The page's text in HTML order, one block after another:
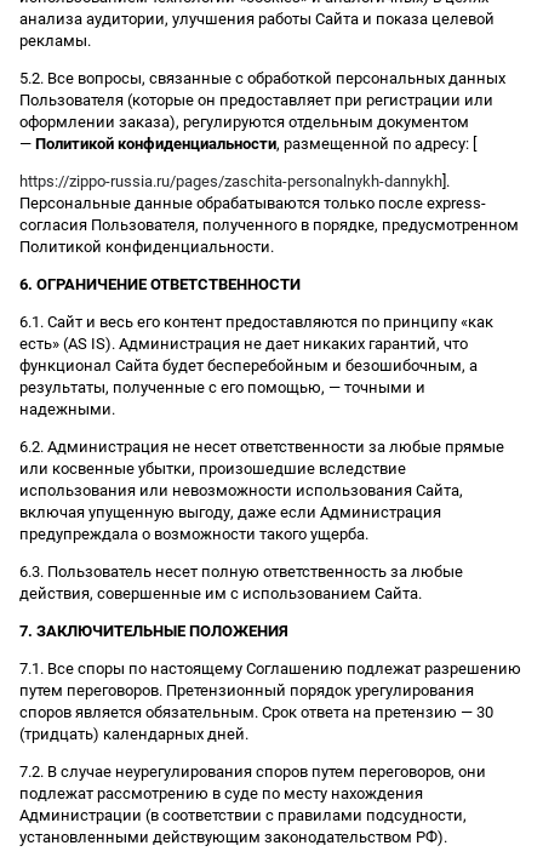
анализа аудитории, улучшения работы Сайта и показа целевой
рекламы.
5.2. Все вопросы, связанные с обработкой персональных данных
Пользователя (которые он предоставляет при регистрации или
оформлении заказа), регулируются отдельным документом
— Политикой конфиденциальности, размещенной по адресу: [
https://zippo-russia.ru/pages/zaschita-personalnykh-dannykh ].
Персональные данные обрабатываются только после express-
согласия Пользователя, полученного в порядке, предусмотренном
Политикой конфиденциальности.
6. ОГРАНИЧЕНИЕ ОТВЕТСТВЕННОСТИ
6.1. Сайт и весь его контент предоставляются по принципу «как
есть» (AS IS). Администрация не дает никаких гарантий, что
функционал Сайта будет бесперебойным и безошибочным, а
результаты, полученные с его помощью, — точными и
надежными.
6.2. Администрация не несет ответственности за любые прямые
или косвенные убытки, произошедшие вследствие
использования или невозможности использования Сайта,
включая упущенную выгоду, даже если Администрация
предупреждала о возможности такого ущерба.
6.3. Пользователь несет полную ответственность за любые
действия, совершенные им с использованием Сайта.
7. ЗАКЛЮЧИТЕЛЬНЫЕ ПОЛОЖЕНИЯ
7.1. Все споры по настоящему Соглашению подлежат разрешению
путем переговоров. Претензионный порядок урегулирования
споров является обязательным. Срок ответа на претензию — 30
(тридцать) календарных дней.
7.2. В случае неурегулирования споров путем переговоров, они
подлежат рассмотрению в суде по месту нахождения
Администрации (в соответствии с правилами подсудности,
установленными действующим законодательством РФ).